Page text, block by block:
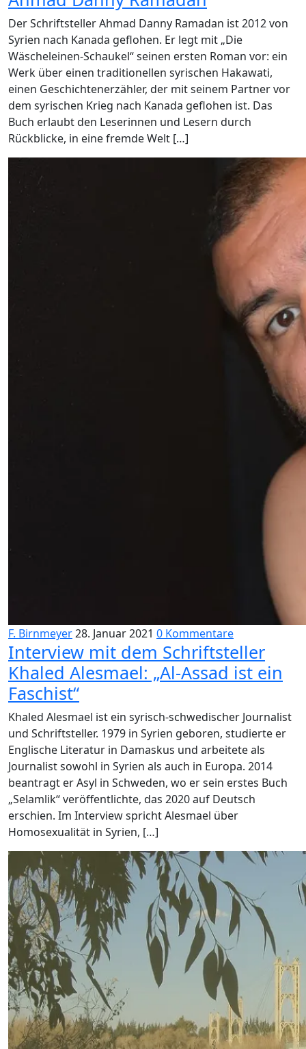
Der Schriftsteller Ahmad Danny Ramadan ist 2012 von
Syrien nach Kanada geflohen. Er legt mit „Die
Wäscheleinen-Schaukel“ seinen ersten Roman vor: ein
Werk über einen traditionellen syrischen Hakawati,
einen Geschichtenerzähler, der mit seinem Partner vor
dem syrischen Krieg nach Kanada geflohen ist. Das
Buch erlaubt den Leserinnen und Lesern durch
Rückblicke, in eine fremde Welt […]
F. Birnmeyer28. Januar 2021 0 Kommentare
Interview mit dem Schriftsteller
Khaled Alesmael: „Al-Assad ist ein
Faschist“
Khaled Alesmael ist ein syrisch-schwedischer Journalist
und Schriftsteller. 1979 in Syrien geboren, studierte er
Englische Literatur in Damaskus und arbeitete als
Journalist sowohl in Syrien als auch in Europa. 2014
beantragt er Asyl in Schweden, wo er sein erstes Buch
„Selamlik“ veröffentlichte, das 2020 auf Deutsch
erschien. Im Interview spricht Alesmael über
Homosexualität in Syrien, […]